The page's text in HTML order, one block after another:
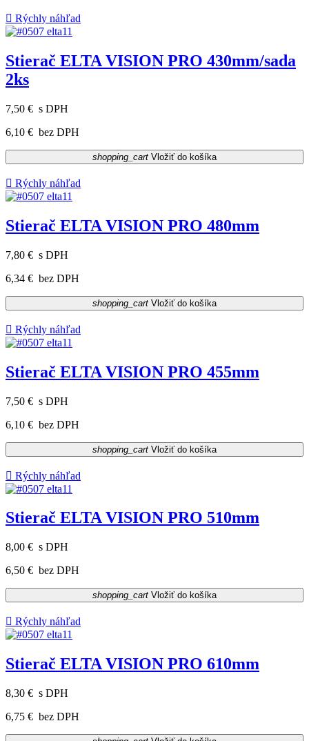
 Rýchly náhľad
Stierač ELTA VISION PRO 430mm/sada
2ks
7,50 € s DPH
6,10 € bez DPH
shopping_cart Vložiť do košíka
 Rýchly náhľad
Stierač ELTA VISION PRO 480mm
7,80 € s DPH
6,34 € bez DPH
shopping_cart Vložiť do košíka
 Rýchly náhľad
Stierač ELTA VISION PRO 455mm
7,50 € s DPH
6,10 € bez DPH
shopping_cart Vložiť do košíka
 Rýchly náhľad
Stierač ELTA VISION PRO 510mm
8,00 € s DPH
6,50 € bez DPH
shopping_cart Vložiť do košíka
 Rýchly náhľad
Stierač ELTA VISION PRO 610mm
8,30 € s DPH
6,75 € bez DPH